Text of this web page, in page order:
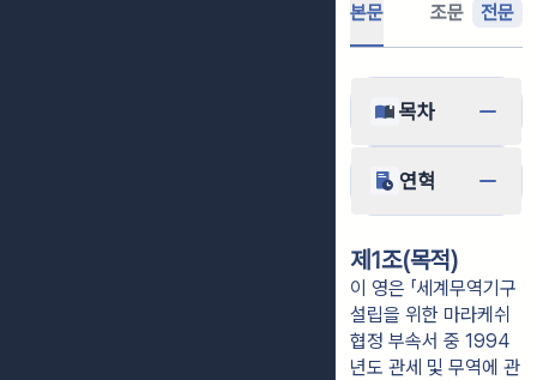
본문 조문 전문
목차
연혁
제1조(목적)
이 영은 「세계무역기구
설립을 위한 마라케쉬
협정 부속서 중 1994
년도 관세 및 무역에 관